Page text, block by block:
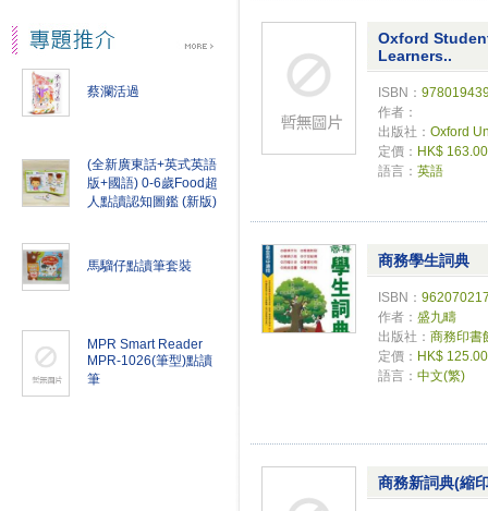
蔡瀾活過
(全新廣東話+英式英語
版+國語) 0-6歲Food超
人點讀認知圖鑑 (新版)
馬騮仔點讀筆套裝
MPR Smart Reader
MPR-1026(筆型)點讀
筆
Oxford
Learners..
ISBN：
作者：
出版社： Oxford
定價： HK$ 163.00
語言： 英語
商務學生詞典
ISBN：
作者： 盛九疇
出版社： 商務印書
定價： HK$ 125.00
語言： 中文(繁)
商務新詞典(縮